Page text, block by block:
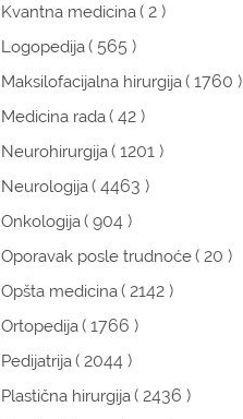
Kvantna medicina( 2 )
Logopedija( 565 )
Maksilofacijalna hirurgija( 1760 )
Medicina rada( 42 )
Neurohirurgija( 1201 )
Neurologija( 4463 )
Onkologija( 904 )
Oporavak posle trudnoće( 20 )
Opšta medicina( 2142 )
Ortopedija( 1766 )
Pedijatrija( 2044 )
Plastična hirurgija( 2436 )